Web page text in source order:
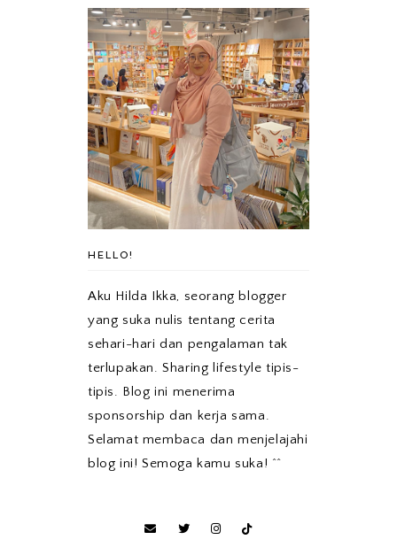
HELLO!
Aku Hilda Ikka, seorang blogger
yang suka nulis tentang cerita
sehari-hari dan pengalaman tak
terlupakan. Sharing lifestyle tipis-
tipis. Blog ini menerima
sponsorship dan kerja sama.
Selamat membaca dan menjelajahi
blog ini! Semoga kamu suka! ^^